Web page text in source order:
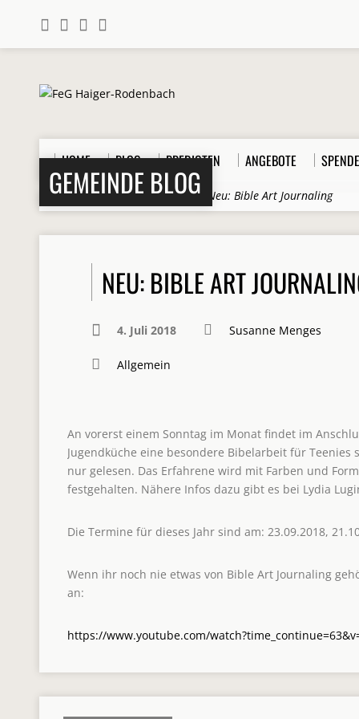
HOME BLOG PREDIGTEN ANGEBOTE
GEMEINDE BLOG
Home> Beiträge > Allgemein> Neu: Bible Art Journaling
NEU: BIBLE ART
4. Juli 2018 Susanne Menges
Allgemein
An vorerst einem Sonntag im Monat findet im
Jugendküche eine besondere Bibelarbeit für
nur gelesen. Das Erfahrene wird mit Farben und
festgehalten. Nähere Infos dazu gibt es bei Lydia
Die Termine für dieses Jahr sind am: 23.09.2018,
Wenn ihr noch nie etwas von Bible Art Journaling
an:
https://www.youtube.com/